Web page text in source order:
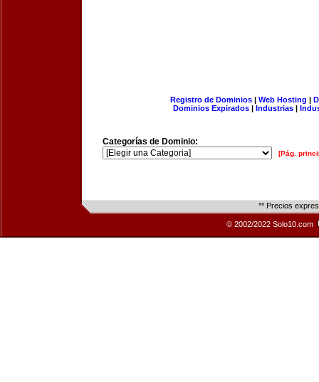
Registro de Dominios| Web Hosting |
Dominios Expirados | Industrias |
Categorías de Dominio:
[Pág.
** Precios
© 2002/2022 Solo10.com